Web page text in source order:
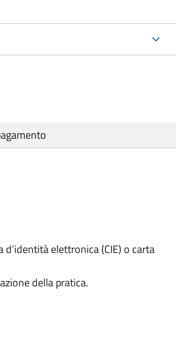
elettronica (CIE) o carta
della pratica.